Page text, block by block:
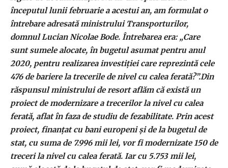
începutul lunii februarie a acestui an, am formulat o
întrebare adresată ministrului Transporturilor,
domnul Lucian Nicolae Bode. Întrebarea era: „Care
sunt sumele alocate, în bugetul asumat pentru anul
2020, pentru realizarea investiţiei care reprezintă cele
476 de bariere la trecerile de nivel cu calea ferată?”.Din
răspunsul ministrului de resort aflăm că există un
proiect de modernizare a trecerilor la nivel cu calea
ferată, aflat în faza de studiu de fezabilitate. Prin acest
proiect, finanţat cu bani europeni şi de la bugetul de
stat, cu suma de 7.996 mii lei, vor fi modernizate 150 de
treceri la nivel cu calea ferată. Iar cu 5.753 mii lei,